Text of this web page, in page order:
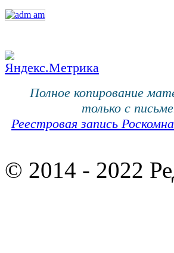
Полное копирование
только с
Реестровая запись
© 2014 - 2022